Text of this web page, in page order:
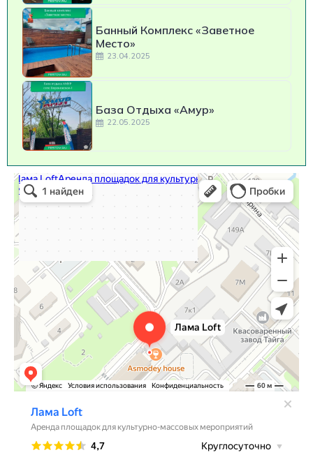
Банный Комплекс «Заветное
Место»
23.04.2025
База Отдыха «Амур»
22.05.2025
Лама Loft
Аренда площадок для культурно-массовых мероприятий в
Хабаровске